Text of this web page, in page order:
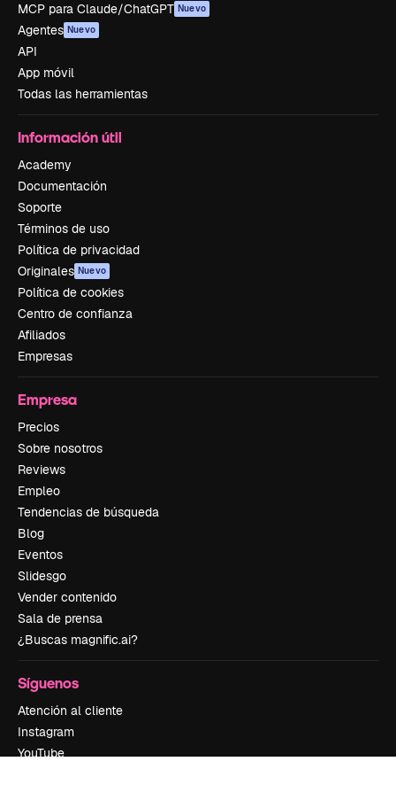
MCP para Claude/ChatGPT Nuevo
Agentes Nuevo
API
App móvil
Todas las herramientas
Información útil
Academy
Documentación
Soporte
Términos de uso
Política de privacidad
Originales Nuevo
Política de cookies
Centro de confianza
Afiliados
Empresas
Empresa
Precios
Sobre nosotros
Reviews
Empleo
Tendencias de búsqueda
Blog
Eventos
Slidesgo
Vender contenido
Sala de prensa
¿Buscas magnific.ai?
Síguenos
Atención al cliente
Instagram
YouTube